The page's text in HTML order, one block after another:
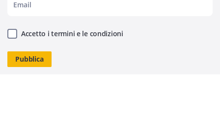
Accetto i termini e le condizioni